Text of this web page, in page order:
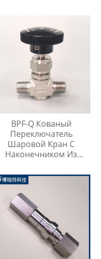
BPF-Q Кованый
Переключатель
Шаровой Кран С
Наконечником Из
316